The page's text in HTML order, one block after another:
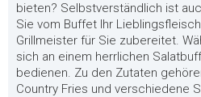
bieten? Selbstverständlich ist
Sie vom Buffet Ihr
Grillmeister für Sie zubereitet.
sich an einem herrlichen
bedienen. Zu den Zutaten
Country Fries und verschiedene